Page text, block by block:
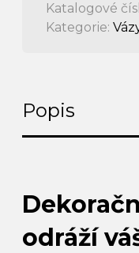
Katalogové
Kategorie:
Popis
odráží